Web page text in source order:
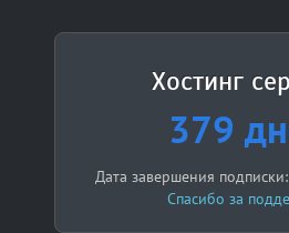
Хостинг
379
Дата завершения подписки:
Спасибо за